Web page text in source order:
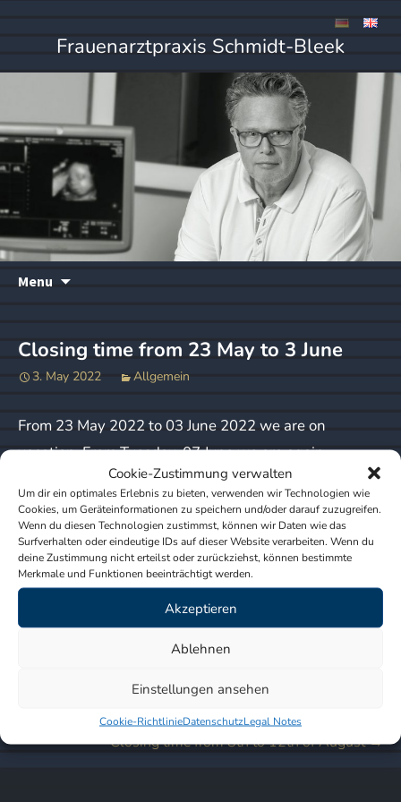
Cookie-Zustimmung verwalten
Um dir ein optimales Erlebnis zu bieten, verwenden wir Technologien wie
Cookies, um Geräteinformationen zu speichern und/oder darauf zuzugreifen.
Wenn du diesen Technologien zustimmst, können wir Daten wie das
Surfverhalten oder eindeutige IDs auf dieser Website verarbeiten. Wenn du
deine Zustimmung nicht erteilst oder zurückziehst, können bestimmte
Merkmale und Funktionen beeinträchtigt werden.
Akzeptieren
Ablehnen
Einstellungen ansehen
Cookie-RichtlinieDatenschutzLegal Notes
Frauenarztpraxis Schmidt-Bleek
Menu
Closing time from 23 May to 3 June
3. May 2022 Allgemein
From 23 May 2022 to 03 June 2022 we are on
vacation. From Tuesday, 07 June we are again
available at the usual opening hours.
The representation for acute emergencies takes over:
Dr. med. H. Jarmer
Pariser Str. 12
Telephone appointment: 030/ 8835953
navigation
Our summer office hours apply from April
Closing time from 8th to 12th of August→